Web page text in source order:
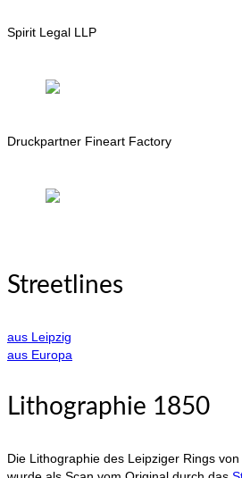
Spirit Legal LLP
Druckpartner Fineart Factory
Streetlines
aus Leipzig
aus Europa
Lithographie 1850
Die Lithographie des Leipziger Rings von